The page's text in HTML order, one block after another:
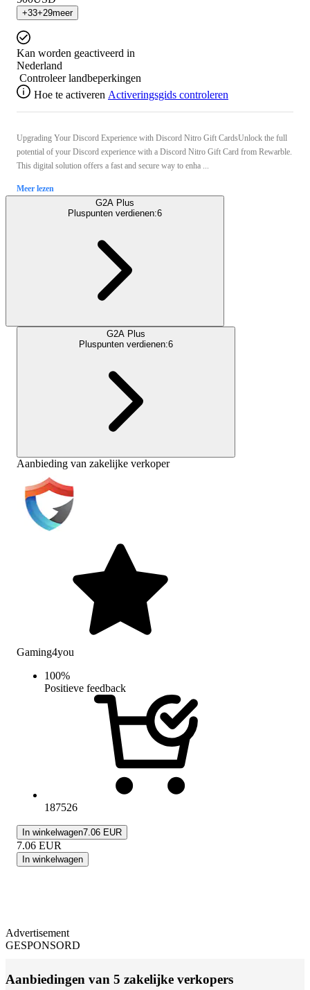
+33+29meer
Kan worden geactiveerd in
Nederland
Controleer landbeperkingen
Hoe te activeren Activeringsgids controleren
Upgrading Your Discord Experience with Discord Nitro Gift CardsUnlock the full
potential of your Discord experience with a Discord Nitro Gift Card from Rewarble.
This digital solution offers a fast and secure way to enha ...
Meer lezen
G2A Plus
Pluspunten verdienen:6
G2A Plus
Pluspunten verdienen:6
Aanbieding van zakelijke verkoper
Gaming4you
100%
Positieve feedback
187526
In winkelwagen7.06 EUR
7.06 EUR
In winkelwagen
Advertisement
GESPONSORD
Aanbiedingen van 5 zakelijke verkopers